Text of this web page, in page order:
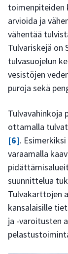
toimenpiteiden
arvioida ja
vähentää
Tulvariskejä on
tulvasuojelun
vesistöjen
puroja sekä
Tulvavahinkoja
ottamalla
[6].
varaamalla
suunnittelua
Tulvakarttojen
kansalaisille
ja -varoitusten